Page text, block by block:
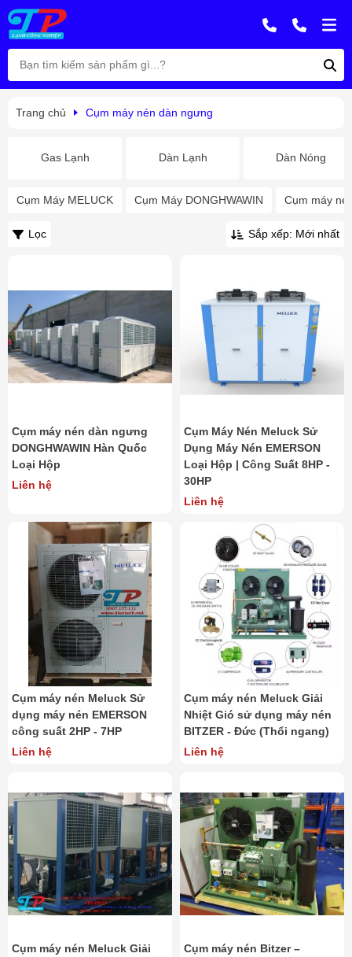
Trang chủ Cụm máy nén dàn ngưng
Gas Lạnh Dàn Lạnh Dàn Nóng
Cụm Máy MELUCK Cụm Máy DONGHWAWIN Cụm máy
Lọc Sắp xếp: Mới nhất
Cụm máy nén dàn ngưng
DONGHWAWIN Hàn Quốc
Loại Hộp
Liên hệ
Cụm Máy Nén Meluck Sử
Dụng Máy Nén EMERSON
Loại Hộp | Công Suất 8HP -
30HP
Liên hệ
Cụm máy nén Meluck Sử
dụng máy nén EMERSON
công suất 2HP - 7HP
Liên hệ
Cụm máy nén Meluck Giải
Nhiệt Gió sử dụng máy nén
BITZER - Đức (Thổi ngang)
Liên hệ
Cụm máy nén Meluck Giải
Cụm máy nén Bitzer –